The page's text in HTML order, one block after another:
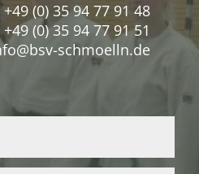
+49 (0) 35 94 77 91 48
+49 (0) 35 94 77 91 51
schmoelln.de